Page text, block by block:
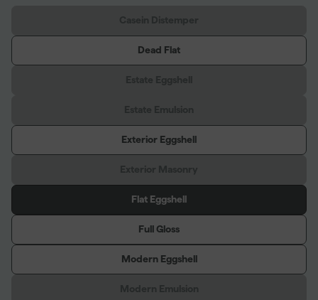
Dead Flat
Exterior Eggshell
Flat Eggshell
Full Gloss
Modern Eggshell